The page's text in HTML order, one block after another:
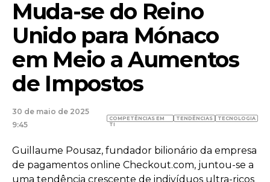
Muda-se do Reino
Unido para Mónaco
em Meio a Aumentos
de Impostos
30 de maio de 2025
9:45
COMPETÊNCIAS EM
TI
TENDÊNCIAS TECNOLOGIA
Guillaume Pousaz, fundador bilionário da empresa
de pagamentos online Checkout.com, juntou-se a
uma tendência crescente de indivíduos ultra-ricos